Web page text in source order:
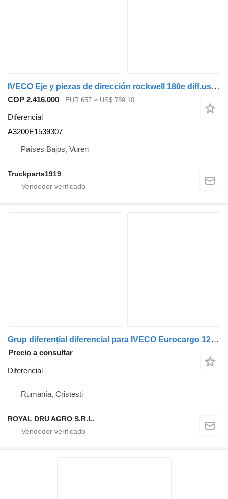
IVECO Eje y piezas de dirección rockwell 180e diff.usado A3200E1539307 diferencial para camión
COP 2.416.000 EUR 657 ≈ US$ 759,10
Diferencial
A3200E1539307
Países Bajos, Vuren
Truckparts1919
Grup diferențial diferencial para IVECO Eurocargo 125E 1410.11 camión
Precio a consultar
Diferencial
Rumanía, Cristesti
ROYAL DRU AGRO S.R.L.